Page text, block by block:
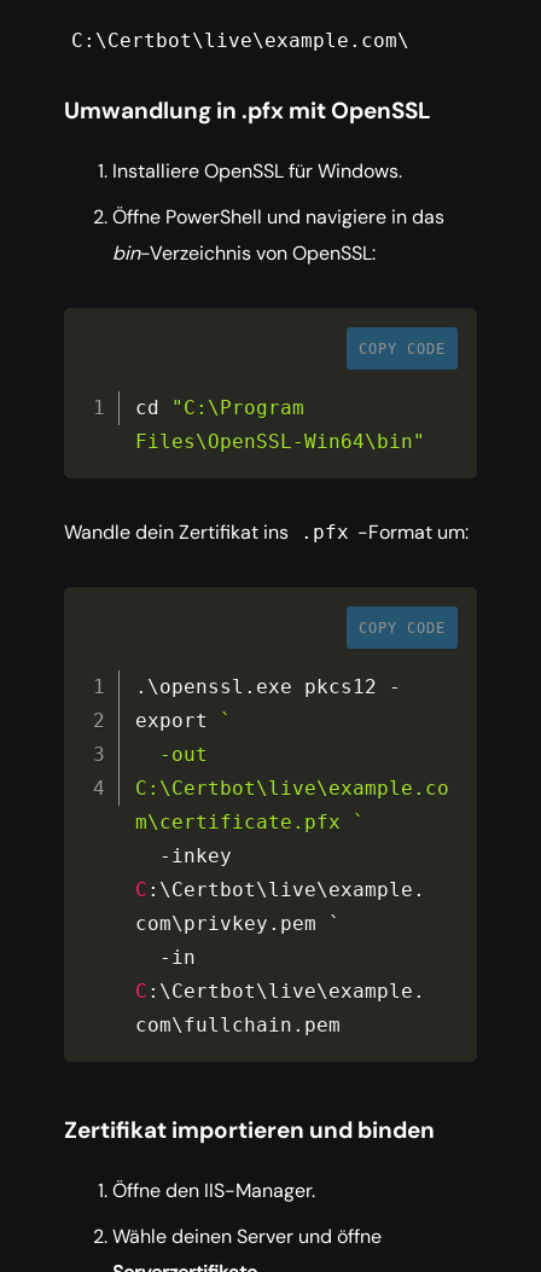
C:\Certbot\live\example.com\
Umwandlung in .pfx mit OpenSSL
Installiere OpenSSL für Windows.
Öffne PowerShell und navigiere in das
bin-Verzeichnis von OpenSSL:
COPY CODE
cd "C:\Program
Files\OpenSSL-Win64\bin"
Wandle dein Zertifikat ins .pfx -Format um:
COPY CODE
. \openssl . exe pkcs12 -
export
`
C:\Certbot\live\example.co
m\certificate.pfx `
-
C : \Certbot\live\example .
com\privkey . pem `
-
C : \Certbot\live\example .
com\fullchain . pem
Zertifikat importieren und binden
Öffne den IIS-Manager.
Wähle deinen Server und öffne